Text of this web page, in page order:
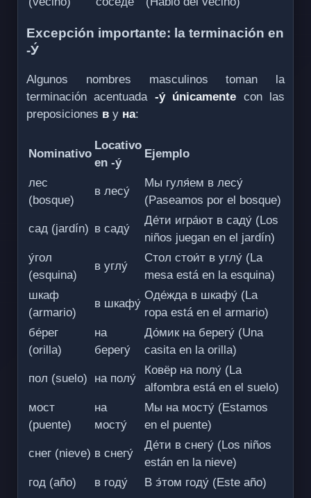
Excepción importante: la terminación en
-У́
Algunos nombres masculinos toman la
terminación acentuada -у́ únicamente con las
preposiciones в y на:
Nominativo
Locativo
en -у́
Ejemplo
лес
(bosque)
в лесу́
Мы гуля́ем в лесу́
(Paseamos por el bosque)
сад (jardín) в саду́
Де́ти игра́ют в саду́ (Los
niños juegan en el jardín)
у́гол
(esquina)
в углу́
Стол стои́т в углу́ (La
mesa está en la esquina)
шкаф
(armario)
в шкафу́
Оде́жда в шкафу́ (La
ropa está en el armario)
бе́рег
(orilla)
на
берегу́
До́мик на берегу́ (Una
casita en la orilla)
пол (suelo) на полу́
Ковёр на полу́ (La
alfombra está en el suelo)
мост
(puente)
на
мосту́
Мы на мосту́ (Estamos
en el puente)
снег (nieve) в снегу́
Де́ти в снегу́ (Los niños
están en la nieve)
год (año)
в году́ В э́том году́ (Este año)